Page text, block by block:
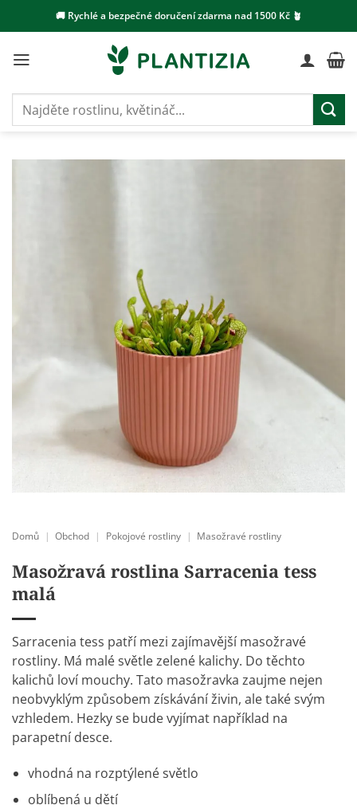
na
🚚 Rychlé a bezpečné doručení zdarma nad 1500 Kč 🪴
Hledat:
Domů | Obchod | Pokojové rostliny | Masožravé rostliny
Masožravá rostlina Sarracenia tess
malá
Sarracenia tess patří mezi zajímavější masožravé
rostliny. Má malé světle zelené kalichy. Do těchto
kalichů loví mouchy. Tato masožravka zaujme nejen
neobvyklým způsobem získávání živin, ale také svým
vzhledem. Hezky se bude vyjímat například na
parapetní desce.
vhodná na rozptýlené světlo
oblíbená u dětí